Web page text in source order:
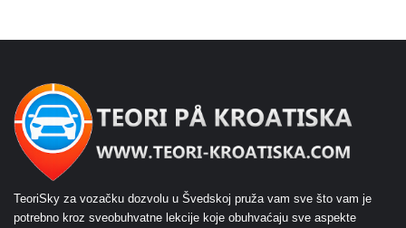
TeoriSky za vozačku dozvolu u Švedskoj pruža vam sve što vam je
potrebno kroz sveobuhvatne lekcije koje obuhvaćaju sve aspekte